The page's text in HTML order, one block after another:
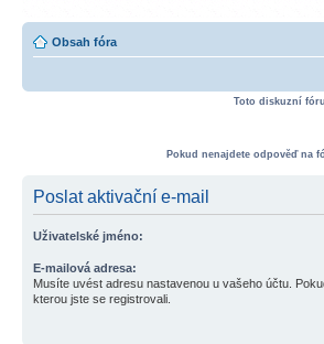
Obsah fóra
Toto diskuzní
Pokud nenajdete odpověď na
Poslat aktivační e-mail
Uživatelské jméno:
E-mailová adresa:
Musíte uvést adresu nastavenou u vašeho účtu.
kterou jste se registrovali.